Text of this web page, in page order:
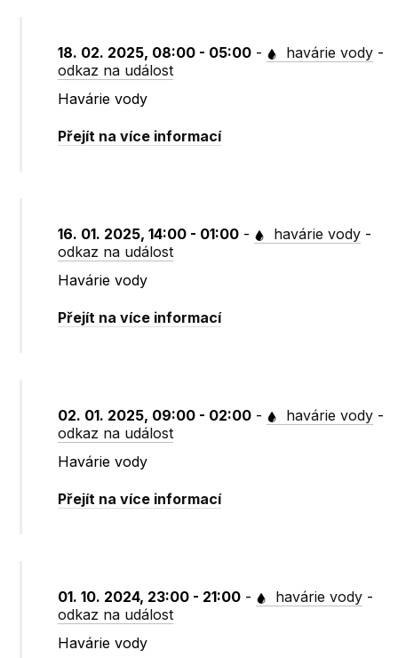
18. 02. 2025, 08:00 - 05:00 - havárie vody -
odkaz na událost
Havárie vody
Přejít na více informací
16. 01. 2025, 14:00 - 01:00 - havárie vody -
odkaz na událost
Havárie vody
Přejít na více informací
02. 01. 2025, 09:00 - 02:00 - havárie vody -
odkaz na událost
Havárie vody
Přejít na více informací
01. 10. 2024, 23:00 - 21:00 - havárie vody -
odkaz na událost
Havárie vody